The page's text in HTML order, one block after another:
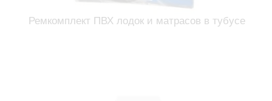
Ремкомплект ПВХ лодок и матрасов в тубусе